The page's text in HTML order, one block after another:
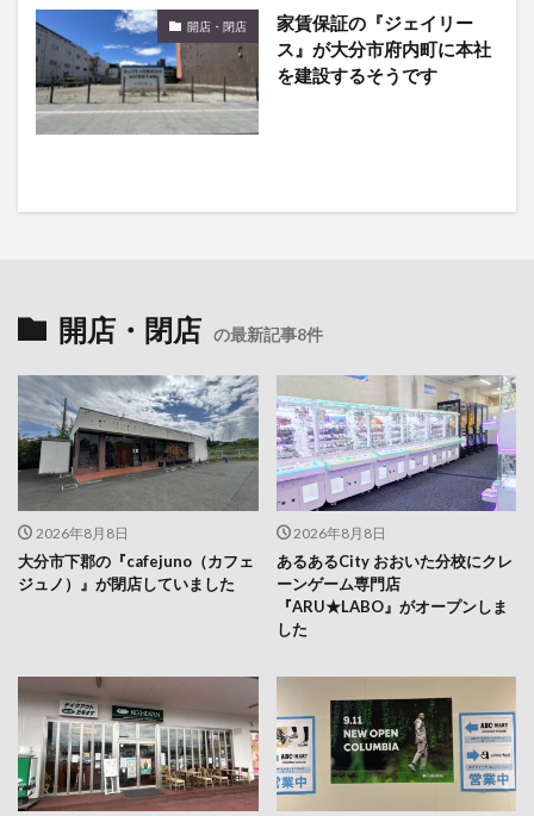
開店・閉店
家賃保証の『ジェイリー
ス』が大分市府内町に本社
を建設するそうです
開店・閉店 の最新記事8件
2026年8月8日
大分市下郡の『cafejuno（カフェ
ジュノ）』が閉店していました
2026年8月8日
あるあるCity おおいた分校にクレ
ーンゲーム専門店
『ARU★LABO』がオープンしま
した